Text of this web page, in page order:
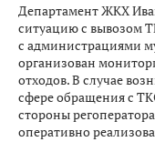
Департамент ЖКХ
ситуацию с вывозом
с администрациями
организован
отходов. В случае
сфере обращения с
стороны
оперативно